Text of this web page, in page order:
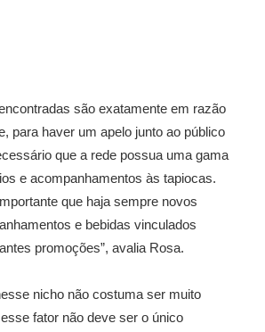
são exatamente em razão
para haver um apelo junto ao público
que a rede possua uma gama
e acompanhamentos às tapiocas.
que haja sempre novos
e bebidas vinculados
promoções”, avalia Rosa.
nicho não costuma ser muito
fator não deve ser o único